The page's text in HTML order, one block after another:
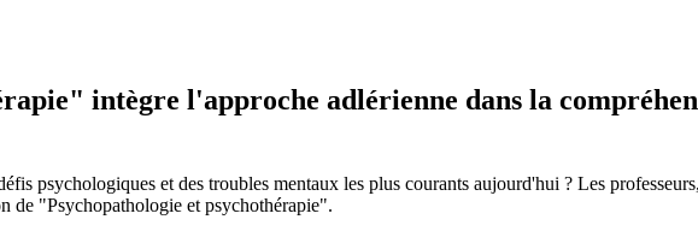
intègre l'approche adlérienne dans la
psychologiques et des troubles mentaux les plus courants aujourd'hui ? Les
de "Psychopathologie et psychothérapie".